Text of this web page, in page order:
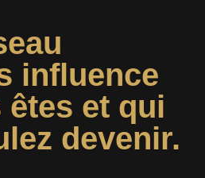
influence
et qui
devenir.